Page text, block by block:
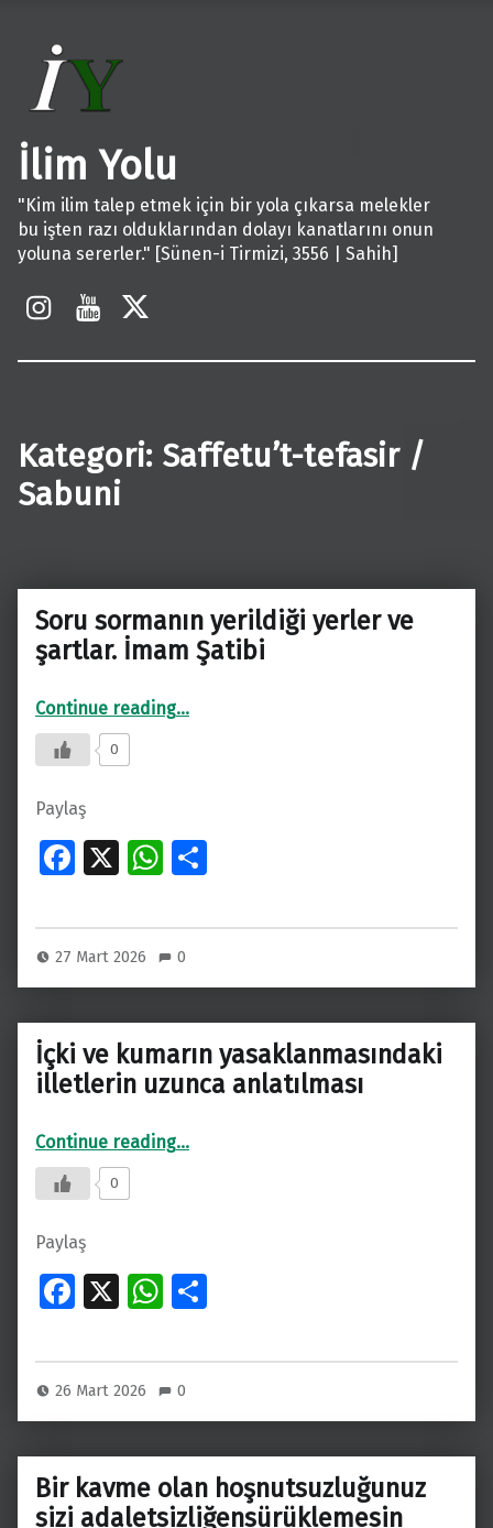
İlim Yolu
"Kim ilim talep etmek için bir yola çıkarsa melekler
bu işten razı olduklarından dolayı kanatlarını onun
yoluna sererler." [Sünen-i Tirmizi, 3556 | Sahih]
Kategori: Saffetu’t-tefasir /
Sabuni
Soru sormanın yerildiği yerler ve
şartlar. İmam Şatibi
Continue reading“Soru sormanın yerildiği yerler ve şartlar. İmam Şatibi”
…
0
Paylaş
Fa
b
o
o
k
X
W
at
s
A
p
p
ar
27 Mart 2026 0
İçki ve kumarın yasaklanmasındaki
illetlerin uzunca anlatılması
Continue reading“İçki ve kumarın yasaklanmasındaki illetlerin uzunca anlatılması”
…
0
Paylaş
Fa
b
o
o
k
X
W
at
s
A
p
p
ar
26 Mart 2026 0
Bir kavme olan hoşnutsuzluğunuz
sizi adaletsizliğensürüklemesin